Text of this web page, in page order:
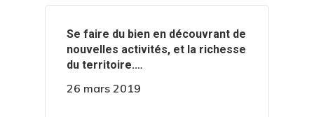
‍️Se faire du bien en découvrant de
nouvelles activités, et la richesse
du territoire.…
26 mars 2019